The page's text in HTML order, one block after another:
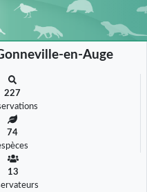
en-Auge
227
74
13